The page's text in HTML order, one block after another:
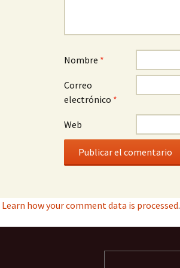
Nombre *
Correo
electrónico *
Web
Learn how your comment data is processed.